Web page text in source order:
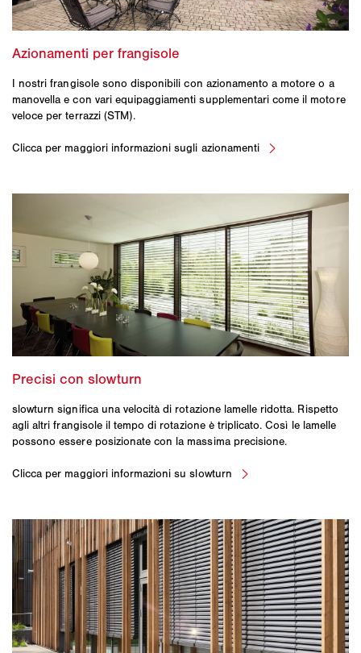
I nostri frangisole sono disponibili con azionamento a motore o a
manovella e con vari equipaggiamenti supplementari come il motore
veloce per terrazzi (STM).
slowturn significa una velocità di rotazione lamelle ridotta. Rispetto
agli altri frangisole il tempo di rotazione è triplicato. Così le lamelle
possono essere posizionate con la massima precisione.